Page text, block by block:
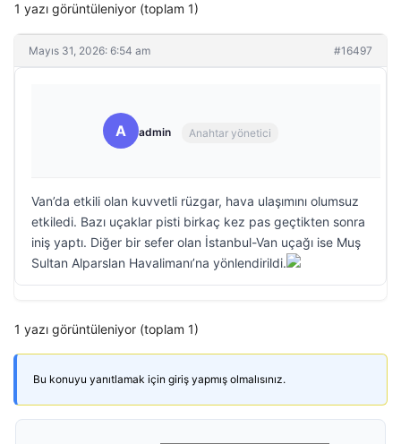
1 yazı görüntüleniyor (toplam 1)
Mayıs 31, 2026: 6:54 am #16497
A admin Anahtar yönetici
Van’da etkili olan kuvvetli rüzgar, hava ulaşımını olumsuz
etkiledi. Bazı uçaklar pisti birkaç kez pas geçtikten sonra
iniş yaptı. Diğer bir sefer olan İstanbul-Van uçağı ise Muş
Sultan Alparslan Havalimanı’na yönlendirildi.
1 yazı görüntüleniyor (toplam 1)
Bu konuyu yanıtlamak için giriş yapmış olmalısınız.